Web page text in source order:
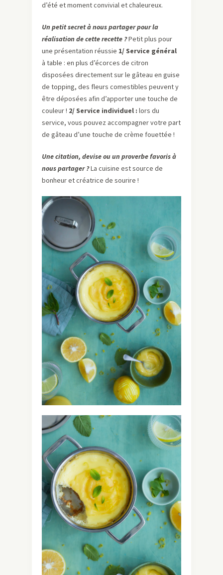
d’été et moment convivial et chaleureux.
Un petit secret à nous partager pour la
réalisation de cette recette ?Petit plus pour
une présentation réussie 1/ Service général
à table : en plus d’écorces de citron
disposées directement sur le gâteau en guise
de topping, des fleurs comestibles peuvent y
être déposées afin d’apporter une touche de
couleur ! 2/ Service individuel : lors du
service, vous pouvez accompagner votre part
de gâteau d’une touche de crème fouettée !
Une citation, devise ou un proverbe favoris à
nous partager ?La cuisine est source de
bonheur et créatrice de sourire !